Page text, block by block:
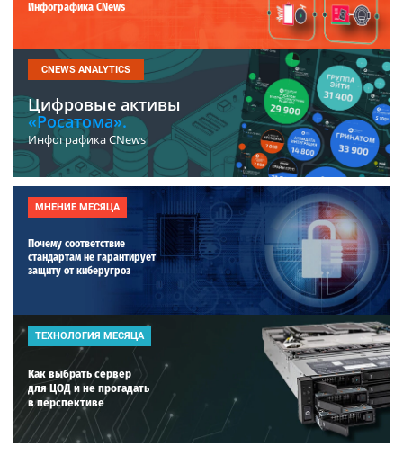
Инфографика CNews
CNEWS ANALYTICS
Цифровые активы
«Росатома».
Инфографика CNews
МНЕНИЕ МЕСЯЦА
Почему соответствие
стандартам не гарантирует
защиту от киберугроз
ТЕХНОЛОГИЯ МЕСЯЦА
Как выбрать сервер
для ЦОД и не прогадать
в перспективе